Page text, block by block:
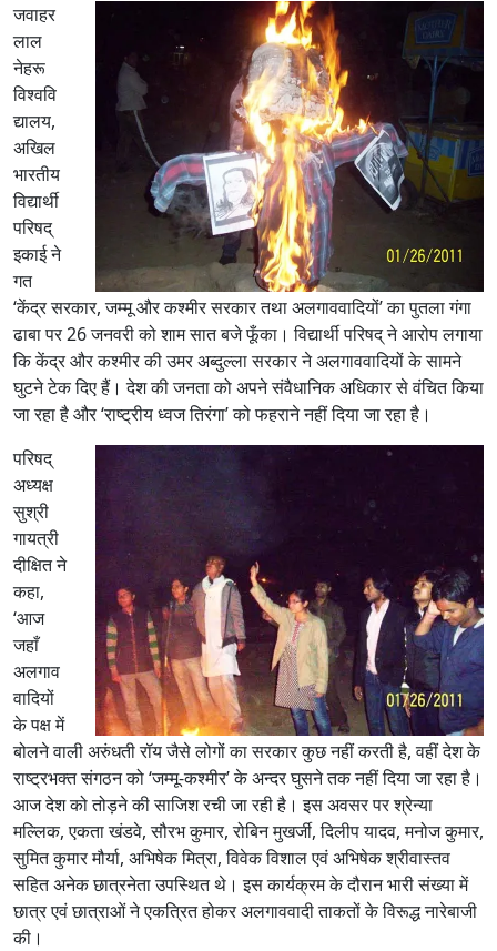
जवाहर
लाल
नेहरू
विश्‍ववि
द्यालय,
अखिल
भारतीय
विद्यार्थी
परिषद्
इकाई ने
गत
‘केंद्र सरकार, जम्मू और कश्मीर सरकार तथा अलगाववादियों’ का पुतला गंगा
ढाबा पर 26 जनवरी को शाम सात बजे फूँका। विद्यार्थी परिषद् ने आरोप लगाया
कि केंद्र और कश्मीर की उमर अब्दुल्ला सरकार ने अलगाववादियों के सामने
घुटने टेक दिए हैं। देश की जनता को अपने संवैधानिक अधिकार से वंचित किया
जा रहा है और ‘राष्‍ट्रीय ध्‍वज तिरंगा’ को फहराने नहीं दिया जा रहा है।
परिषद्
अध्यक्ष
सुश्री
गायत्री
दीक्षित ने
कहा,
‘आज
जहाँ
अलगाव
वादियों
के पक्ष में
बोलने वाली अरुंधती रॉय जैसे लोगों का सरकार कुछ नहीं करती है, वहीं देश के
राष्ट्रभक्त संगठन को ‘जम्मू-कश्मीर’ के अन्दर घुसने तक नहीं दिया जा रहा है।
आज देश को तोड़ने की साजिश रची जा रही है। इस अवसर पर श्रेन्या
मल्लिक, एकता खंडवे, सौरभ कुमार, रोबिन मुखर्जी, दिलीप यादव, मनोज कुमार,
सुमित कुमार मौर्या, अभिषेक मित्रा, विवेक विशाल एवं अभिषेक श्रीवास्तव
सहित अनेक छात्रनेता उपस्थित थे। इस कार्यक्रम के दौरान भारी संख्या में
छात्र एवं छात्राओं ने एकत्रित होकर अलगाववादी ताकतों के विरूद्ध नारेबाजी
की।